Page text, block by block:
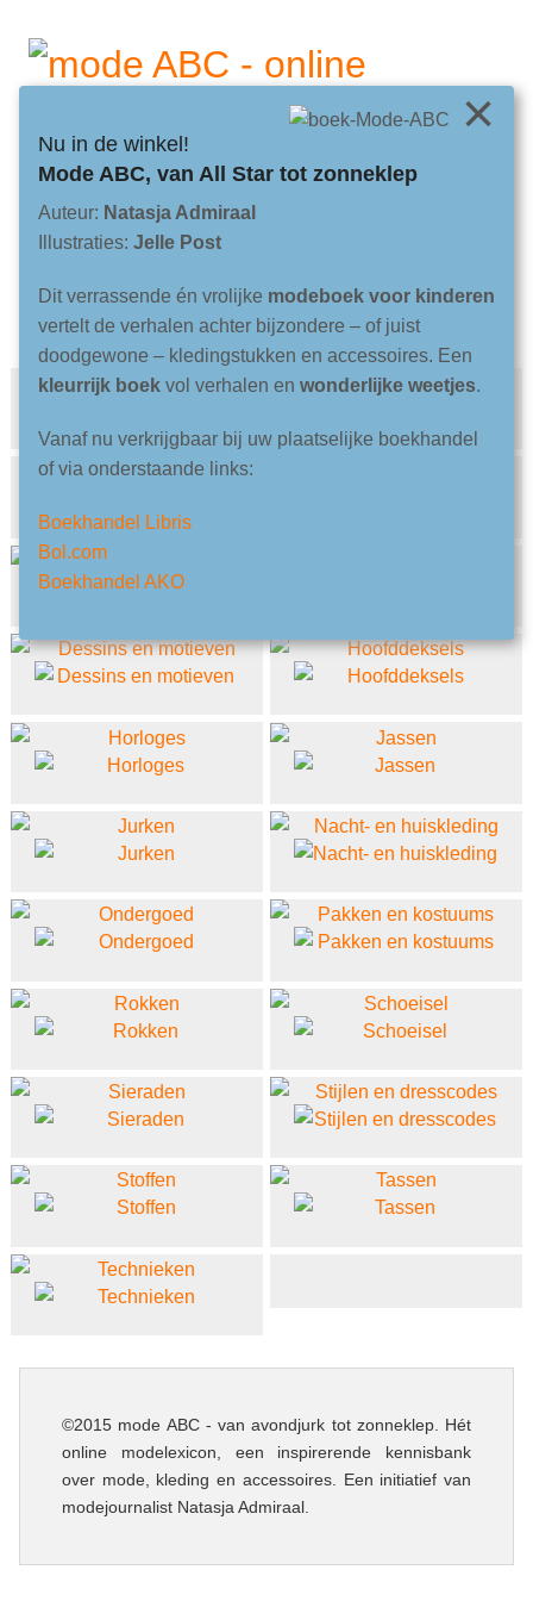
van avondjurk tot zonneklep
over |contact
2 0 6 3 items online
×
Nu in de winkel!
Mode ABC, van All Star tot zonneklep
Auteur: Natasja Admiraal
Illustraties: Jelle Post
Dit verrassende én vrolijke modeboek voor kinderen
vertelt de verhalen achter bijzondere – of juist
doodgewone – kledingstukken en accessoires. Een
kleurrijk boek vol verhalen en wonderlijke weetjes.
Vanaf nu verkrijgbaar bij uw plaatselijke boekhandel
of via onderstaande links:
Boekhandel Libris
Bol.com
Boekhandel AKO
©2015 mode ABC - van avondjurk tot zonneklep. Hét
online modelexicon, een inspirerende kennisbank
over mode, kleding en accessoires. Een initiatief van
modejournalist Natasja Admiraal.